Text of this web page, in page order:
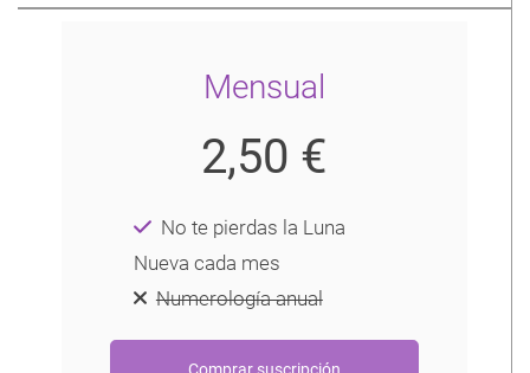
Mensual
2,50 €
No te pierdas la Luna
Nueva cada mes
Numerología anual